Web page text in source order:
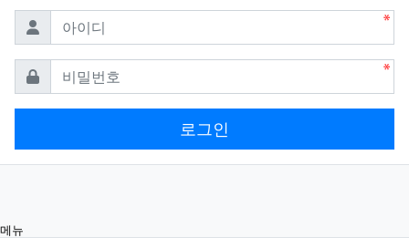
아이디
비밀번호
로그인
메뉴